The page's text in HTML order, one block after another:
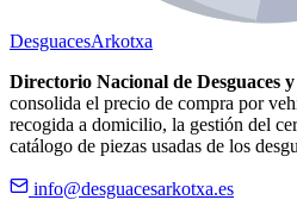
DesguacesArkotxa
Directorio Nacional de Desguaces
consolida el precio de compra por
recogida a domicilio, la gestión del
catálogo de piezas usadas de los
info@desguacesarkotxa.es